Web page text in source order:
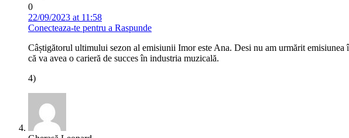
0
22/09/2023 at 11:58
Conecteaza-te pentru a Raspunde
Câștigătorul ultimului sezon al emisiunii Imor este Ana. Desi nu am urmărit
că va avea o carieră de succes în industria muzicală.
4)